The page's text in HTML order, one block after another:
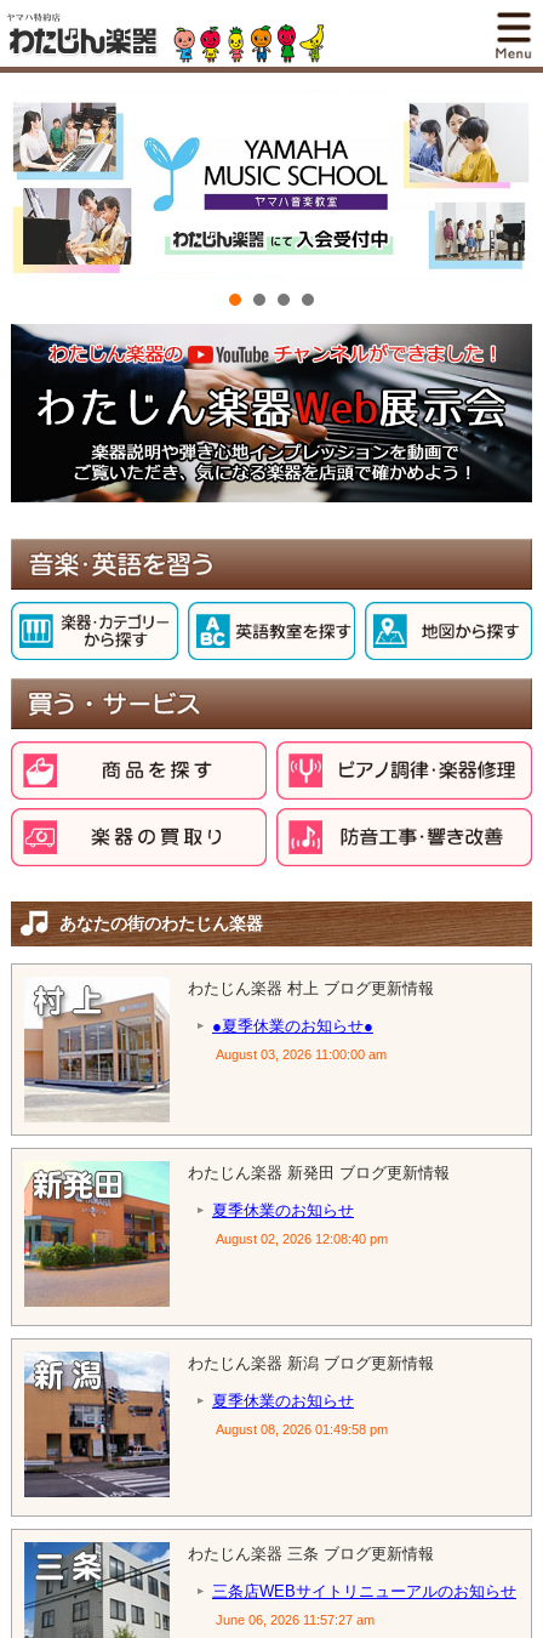
あなたの街のわたじん楽器
わたじん楽器 村上 ブログ更新情報
●夏季休業のお知らせ●
August 03, 2026 11:00:00 am
わたじん楽器 新発田 ブログ更新情報
夏季休業のお知らせ
August 02, 2026 12:08:40 pm
わたじん楽器 新潟 ブログ更新情報
夏季休業のお知らせ
August 08, 2026 01:49:58 pm
わたじん楽器 三条 ブログ更新情報
三条店WEBサイトリニューアルのお知らせ
June 06, 2026 11:57:27 am